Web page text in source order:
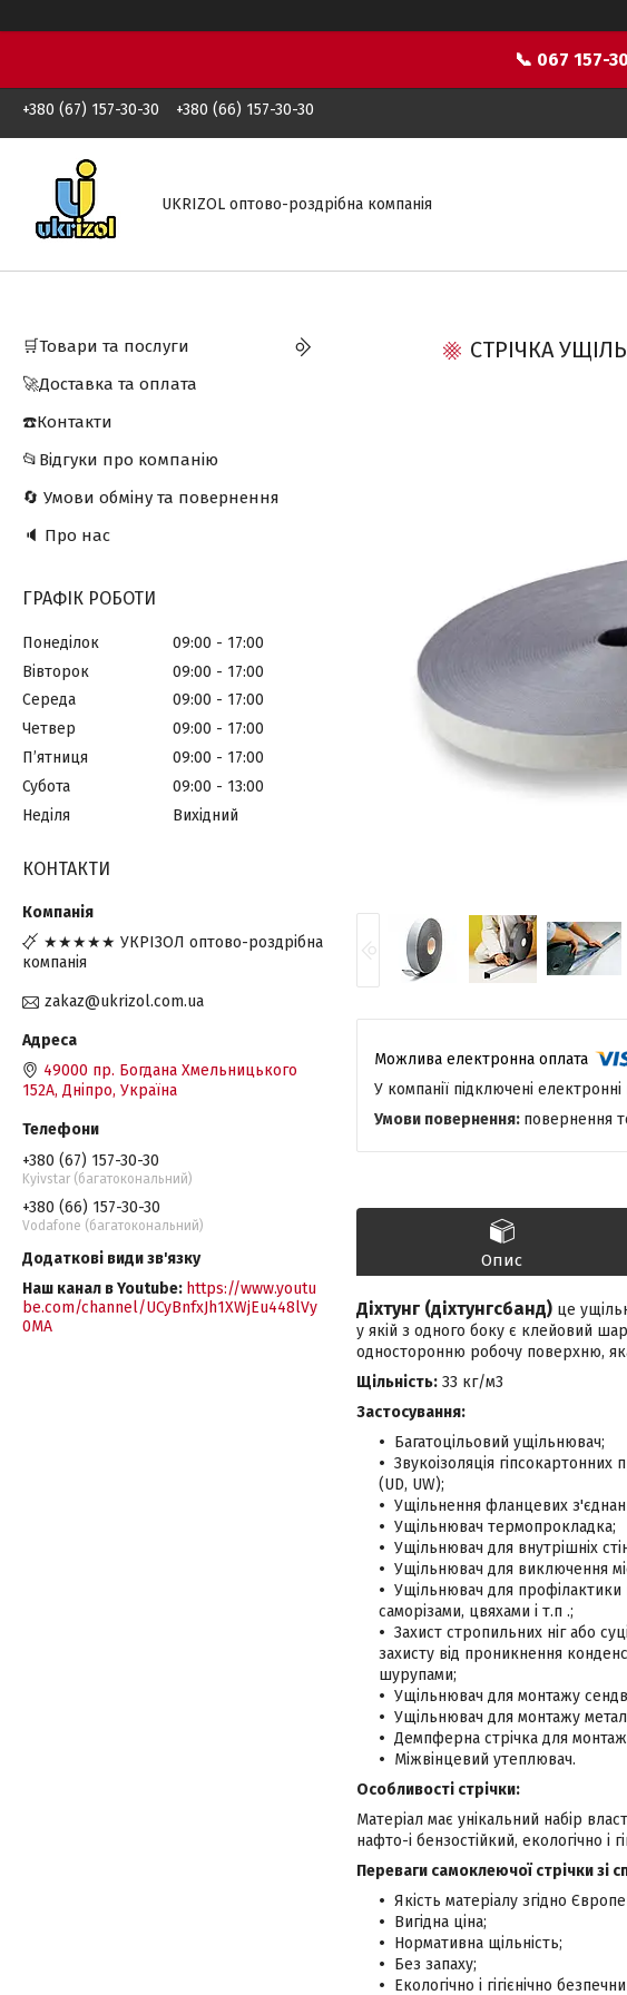
📞 067 157-
+380 (67) 157-30-30 +380 (66) 157-30-30
UKRIZOL оптово-роздрібна компанія
СТРІЧКА
У компанії підключені
повернення
Опис
Діхтунг (діхтунгсбанд) це
у якій з одного боку є клейовий
односторонню робочу поверхню, яка
Щільність: 33 кг/м3
Застосування:
Багатоцільовий ущільнювач;
Звукоізоляція
(UD, UW);
Ущільнення фланцевих
Ущільнювач термопрокладка;
Ущільнювач для внутрішніх
Ущільнювач для виключення
Ущільнювач для профілактики
саморізами, цвяхами і т.п .;
Захист стропильних ніг або
захисту від проникнення
шурупами;
Ущільнювач для монтажу
Ущільнювач для монтажу
Демпферна стрічка для
Міжвінцевий утеплювач.
Особливості стрічки:
Матеріал має унікальний набір
нафто-і бензостійкий, екологічно і
Переваги самоклеючої стрічки зі
Якість матеріалу згідно
Вигідна ціна;
Нормативна щільність;
Без запаху;
Екологічно і гігієнічно
🛒Товари та послуги
🚀Доставка та оплата
☎️Контакти
📂Відгуки про компанію
🔄 Умови обміну та повернення
🔈 Про нас
ГРАФІК РОБОТИ
Понеділок 09:00
17:00
Вівторок
09:00
17:00
Середа
09:00
17:00
Четвер
09:00
17:00
Пʼятниця
09:00
17:00
Субота
09:00
13:00
Неділя
Вихідний
КОНТАКТИ
★★★★★ УКРІЗОЛ оптово-роздрібна
компанія
zakaz@ukrizol.com.ua
49000 пр. Богдана Хмельницького
152А, Дніпро, Україна
+380 (67) 157-30-30
Kyivstar (багатокональний)
+380 (66) 157-30-30
Vodafone (багатокональний)
Наш канал в Youtube https://www.youtu
be.com/channel/UCyBnfxJh1XWjEu448lVy
0MA